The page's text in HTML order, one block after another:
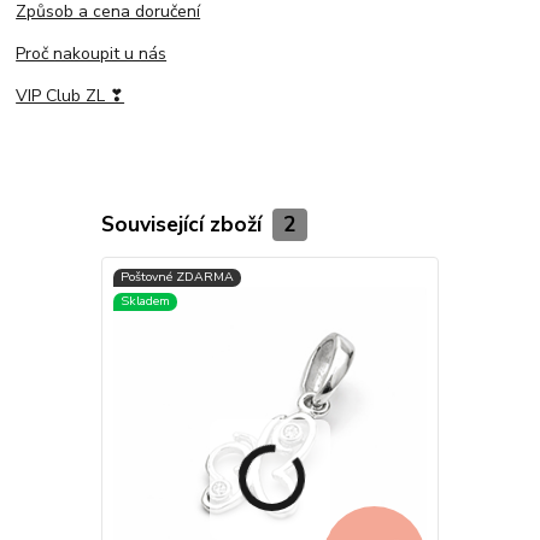
Způsob a cena doručení
Proč nakoupit u nás
VIP Club ZL ❣
Související zboží 2